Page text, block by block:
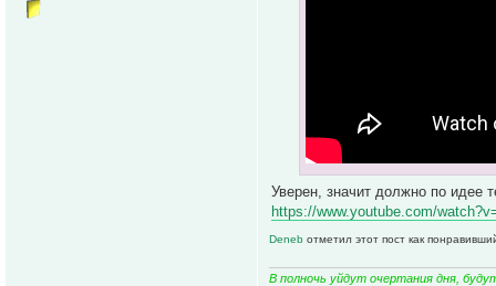
Уверен, значит должно по идее
https://www.youtube.com/
Deneb отметил этот пост как
В полночь уйдут очертания дня,